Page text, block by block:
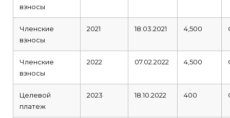
взносы
Членские
взносы
2021 18.03.2021 4,500
Членские
взносы
2022 07.02.2022 4,500
Целевой
платеж
2023 18.10.2022 400